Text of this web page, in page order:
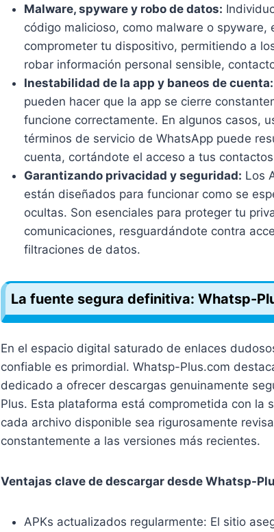
Malware, spyware y robo de datos:
código malicioso, como malware o spyware,
comprometer tu dispositivo, permitiendo a
robar información personal sensible,
Inestabilidad de la app y baneos de cuenta:
pueden hacer que la app se cierre
funcione correctamente. En algunos casos,
términos de servicio de WhatsApp puede
cuenta, cortándote el acceso a tus
Garantizando privacidad y seguridad: Los
están diseñados para funcionar como se
ocultas. Son esenciales para proteger tu
comunicaciones, resguardándote contra
filtraciones de datos.
La fuente segura definitiva: Whatsp-
En el espacio digital saturado de enlaces
confiable es primordial. Whatsp-Plus.com
dedicado a ofrecer descargas genuinamente
Plus. Esta plataforma está comprometida con la
cada archivo disponible sea rigurosamente
constantemente a las versiones más recientes.
Ventajas clave de descargar desde Whatsp-
APKs actualizados regularmente: El sitio